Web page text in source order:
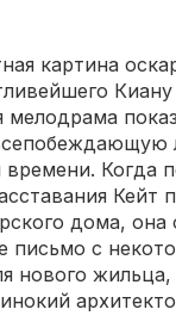
картина
мелодрама
времени. Когда
Кейт
дома, она
письмо с
нового